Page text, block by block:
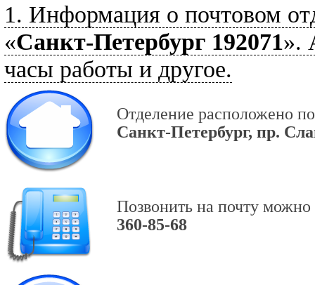
1. Информация о почтовом
«Санкт-Петербург 192071».
часы работы и другое.
Отделение расположено
Санкт-Петербург, пр.
Позвонить на почту
360-85-68